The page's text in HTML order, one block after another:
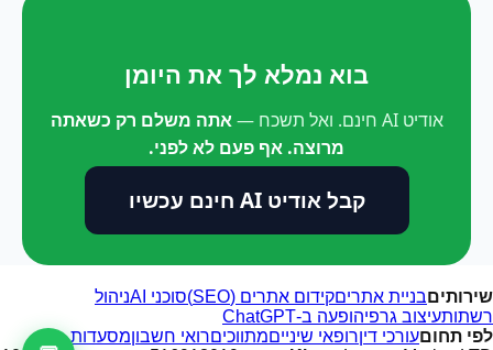
בוא נמלא לך את היומן
אודיט AI חינם. ואל תשכח —
אתה משלם רק כשאתה
מרוצה. אף פעם לא לפני.
קבל אודיט AI חינם עכשיו
שירותיםבניית אתריםקידום אתרים (SEO) סוכני AI
ניהול
רשתותעיצוב גרפיהופעה ב-ChatGPT
לפי תחוםעורכי דיןרופאי שינייםמתווכיםרואי חשבוןמסעדות